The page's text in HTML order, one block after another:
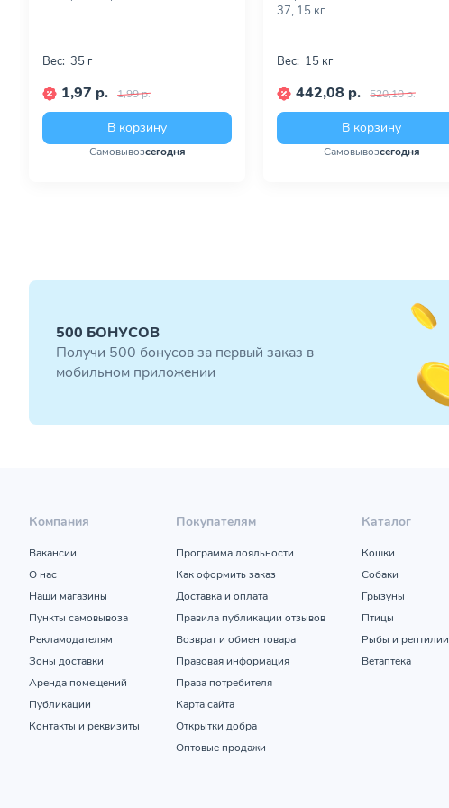
Вес: 35 г
1,97 р. 1,99 р.
В корзину
Самовывозсегодня
37, 15 кг
Вес: 15 кг
442,08 р. 520,10 р.
В корзину
Самовывозсегодня
500 БОНУСОВ
Получи 500 бонусов за первый заказ в
мобильном приложении
Компания
Вакансии
О нас
Наши магазины
Пункты самовывоза
Рекламодателям
Зоны доставки
Аренда помещений
Публикации
Контакты и реквизиты
Покупателям
Программа лояльности
Как оформить заказ
Доставка и оплата
Правила публикации отзывов
Возврат и обмен товара
Правовая информация
Права потребителя
Карта сайта
Открытки добра
Оптовые продажи
Каталог
Кошки
Собаки
Грызуны
Птицы
Рыбы и рептилии
Ветаптека